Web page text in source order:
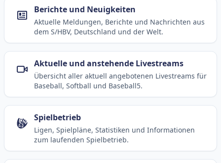
Berichte und Neuigkeiten
Aktuelle Meldungen, Berichte und Nachrichten aus
dem S/HBV, Deutschland und der Welt.
Aktuelle und anstehende Livestreams
Übersicht aller aktuell angebotenen Livestreams für
Baseball, Softball und Baseball5.
Spielbetrieb
Ligen, Spielpläne, Statistiken und Informationen
zum laufenden Spielbetrieb.